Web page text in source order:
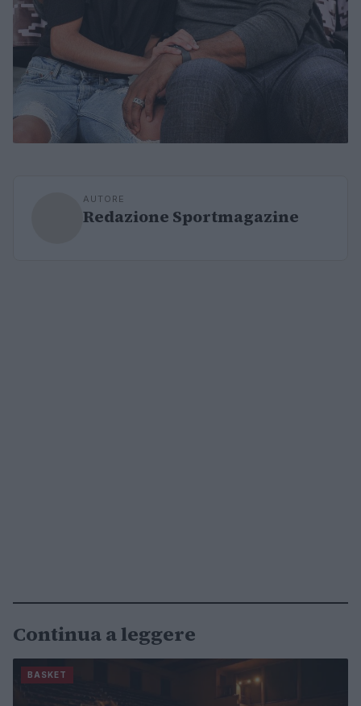
AUTORE
Redazione Sportmagazine
Continua a leggere
BASKET